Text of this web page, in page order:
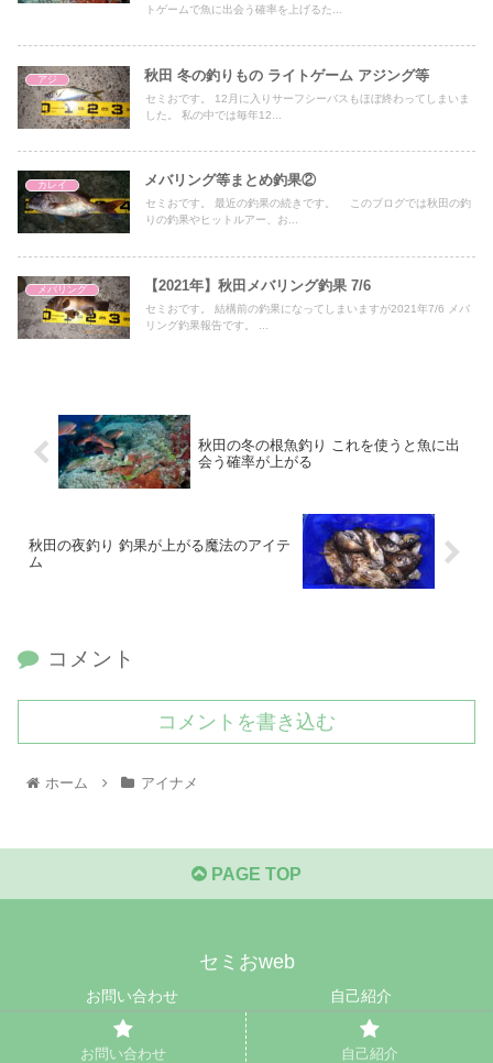
トゲームで魚に出会う確率を上げるた...
アジ 秋田 冬の釣りもの ライトゲーム アジング等
セミおです。 12月に入りサーフシーバスもほぼ終わってしまいま
した。 私の中では毎年12...
カレイ メバリング等まとめ釣果②
セミおです。 最近の釣果の続きです。 このブログでは秋田の釣
りの釣果やヒットルアー、お...
メバリング 【2021年】秋田メバリング釣果 7/6
セミおです。 結構前の釣果になってしまいますが2021年7/6 メバ
リング釣果報告です。 ...
秋田の冬の根魚釣り これを使うと魚に出
会う確率が上がる
秋田の夜釣り 釣果が上がる魔法のアイテ
ム
コメント
コメントを書き込む
ホーム アイナメ
PAGE TOP
セミおweb
お問い合わせ 自己紹介
© 2021 セミおweb.
お問い合わせ 自己紹介